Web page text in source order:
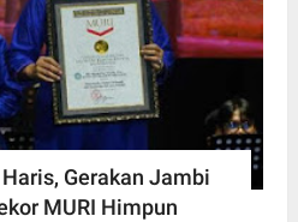
Gerakan Jambi
MURI Himpun